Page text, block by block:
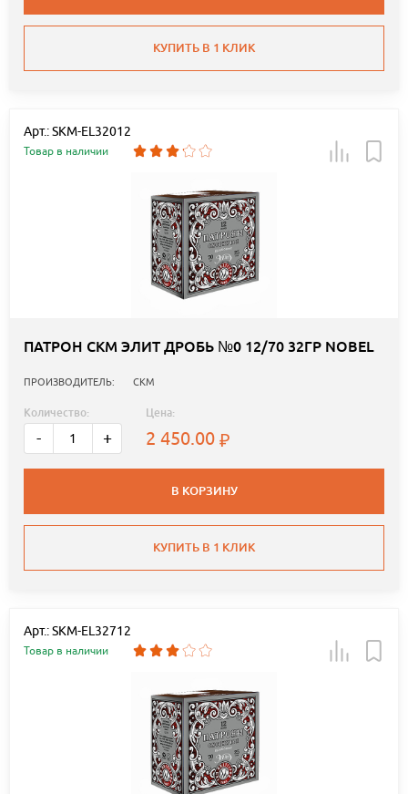
КУПИТЬ В 1 КЛИК
Арт.: SKM-EL32012
Товар в наличии
ПАТРОН СКМ ЭЛИТ ДРОБЬ №0 12/70 32ГР NOBEL
ПРОИЗВОДИТЕЛЬ: СКМ
Количество:
- +
Цена:
2 450.00
В КОРЗИНУ
КУПИТЬ В 1 КЛИК
Арт.: SKM-EL32712
Товар в наличии